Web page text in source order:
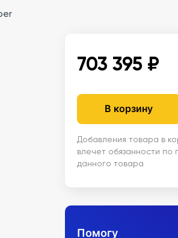
703 395 ₽
В корзину
Добавления товара в
влечет обязанности по
данного товара
Помогу